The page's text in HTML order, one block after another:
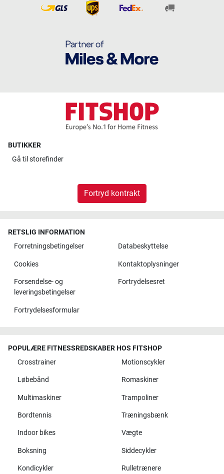
BUTIKKER
Gå til storefinder
Fortryd kontrakt
RETSLIG INFORMATION
Forretningsbetingelser
Databeskyttelse
Cookies Kontaktoplysninger
Forsendelse- og
leveringsbetingelser
Fortrydelsesret
Fortrydelsesformular
POPULÆRE FITNESSREDSKABER HOS FITSHOP
Crosstrainer
Motionscykler
Løbebånd Romaskiner
Multimaskiner Trampoliner
Bordtennis Træningsbænk
Indoor bikes Vægte
Boksning Siddecykler
Kondicykler Rulletrænere